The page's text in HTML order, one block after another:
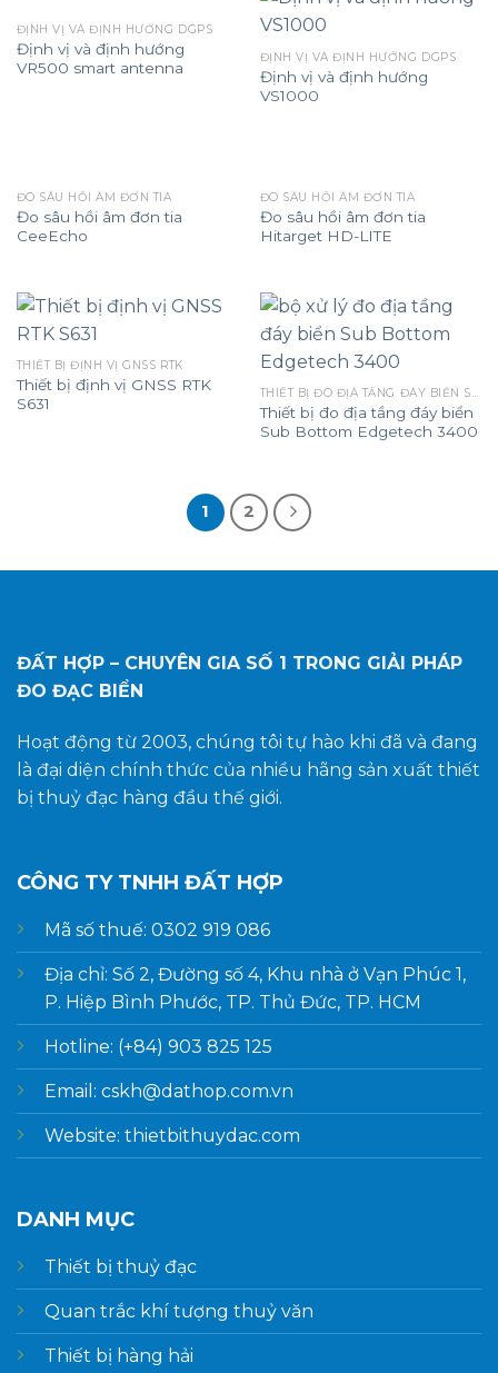
ĐỊNH VỊ VÀ ĐỊNH HƯỚNG DGPS
Định vị và định hướng
VR500 smart antenna
ĐỊNH VỊ VÀ ĐỊNH HƯỚNG DGPS
Định vị và định hướng
VS1000
ĐO SÂU HỒI ÂM ĐƠN TIA
Đo sâu hồi âm đơn tia
CeeEcho
ĐO SÂU HỒI ÂM ĐƠN TIA
Đo sâu hồi âm đơn tia
Hitarget HD-LITE
THIẾT BỊ ĐỊNH VỊ GNSS RTK
Thiết bị định vị GNSS RTK
S631
THIẾT BỊ ĐO ĐỊA TẦNG ĐÁY BIỂN SUB BOTTOM
Thiết bị đo địa tầng đáy biển
Sub Bottom Edgetech 3400
1 2
ĐẤT HỢP – CHUYÊN GIA SỐ 1 TRONG GIẢI PHÁP
ĐO ĐẠC BIỂN
Hoạt động từ 2003, chúng tôi tự hào khi đã và đang
là đại diện chính thức của nhiều hãng sản xuất thiết
bị thuỷ đạc hàng đầu thế giới.
CÔNG TY TNHH ĐẤT HỢP
Mã số thuế: 0302 919 086
Địa chỉ: Số 2, Đường số 4, Khu nhà ở Vạn Phúc 1,
P. Hiệp Bình Phước, TP. Thủ Đức, TP. HCM
Hotline: (+84) 903 825 125
Email: cskh@dathop.com.vn
Website: thietbithuydac.com
DANH MỤC
Thiết bị thuỷ đạc
Quan trắc khí tượng thuỷ văn
Thiết bị hàng hải